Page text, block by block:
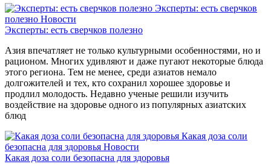
Эксперты: есть сверчков
полезно Новости
Эксперты: есть сверчков полезно
Азия впечатляет не только культурными особенностями, но и
рационом. Многих удивляют и даже пугают некоторые блюда
этого региона. Тем не менее, среди азиатов немало
долгожителей и тех, кто сохранил хорошее здоровье и
продлил молодость. Недавно ученые решили изучить
воздействие на здоровье одного из популярных азиатских
блюд
Какая доза соли
безопасна для здоровья Новости
Какая доза соли безопасна для здоровья